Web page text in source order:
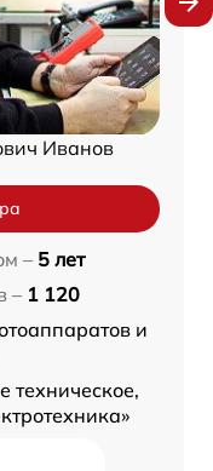
Иванов
– 5 лет
– 1 120
и
техническое,